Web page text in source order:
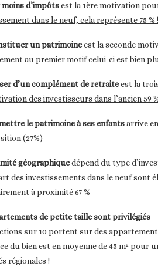
d’impôtsest la 1ère motivation
dans le neuf, cela représente 75 % !
un patrimoineest la seconde
au premier motifcelui-ci est bien
d’un complément de retraiteest la
des investisseurs dans l’ancien 59
le patrimoine à ses enfantsarrive
(27%)
géographiquedépend du type
des investissements dans le neuf sont
à proximité 67 %
de petite taille sont privilégiés
sur 10 portent sur des
du bien est en moyenne de 45 m² pour
régionales !